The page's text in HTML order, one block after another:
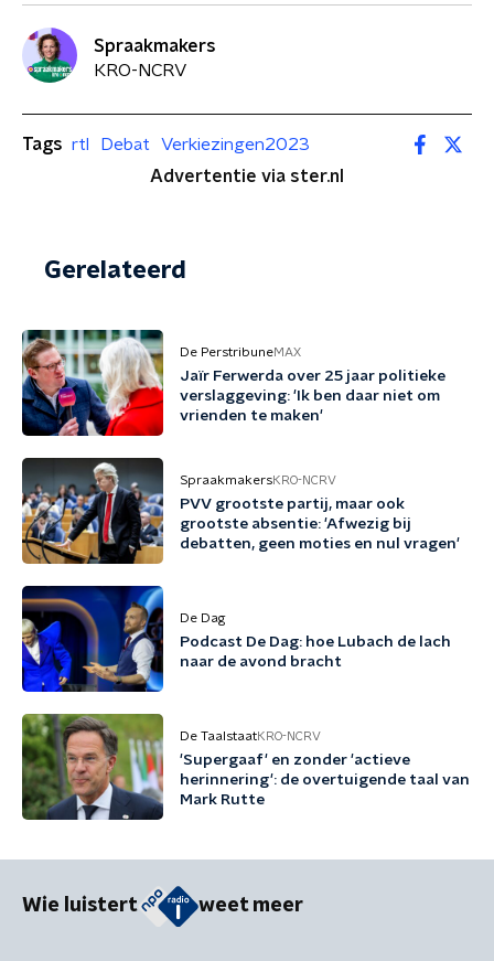
Spraakmakers
KRO-NCRV
Tags rtl Debat
Verkiezingen2023
Advertentie via ster.nl
Gerelateerd
De PerstribuneMAX
Jaïr Ferwerda over 25 jaar politieke
verslaggeving: 'Ik ben daar niet om
vrienden te maken'
SpraakmakersKRO-NCRV
PVV grootste partij, maar ook
grootste absentie: 'Afwezig bij
debatten, geen moties en nul vragen'
De Dag
Podcast De Dag: hoe Lubach de lach
naar de avond bracht
De TaalstaatKRO-NCRV
'Supergaaf' en zonder 'actieve
herinnering': de overtuigende taal van
Mark Rutte
Wie luistert weet meer